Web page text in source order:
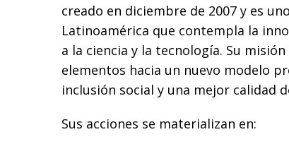
creado en diciembre de 2007 y es
Latinoamérica que contempla la
a la ciencia y la tecnología. Su
elementos hacia un nuevo modelo
inclusión social y una mejor calidad
Sus acciones se materializan en: